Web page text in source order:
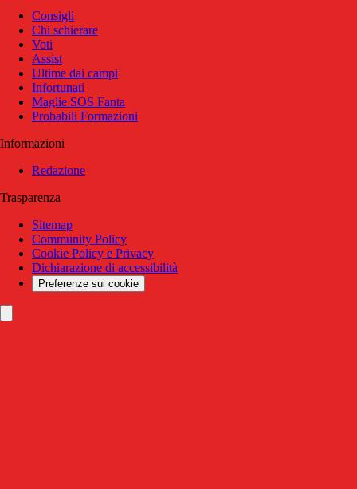
Consigli
Chi schierare
Voti
Assist
Ultime dai campi
Infortunati
Maglie SOS Fanta
Probabili Formazioni
Informazioni
Redazione
Trasparenza
Sitemap
Community Policy
Cookie Policy e Privacy
Dichiarazione di accessibilità
Preferenze sui cookie